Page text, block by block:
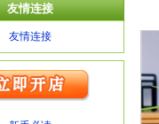
友情连接
友情连接